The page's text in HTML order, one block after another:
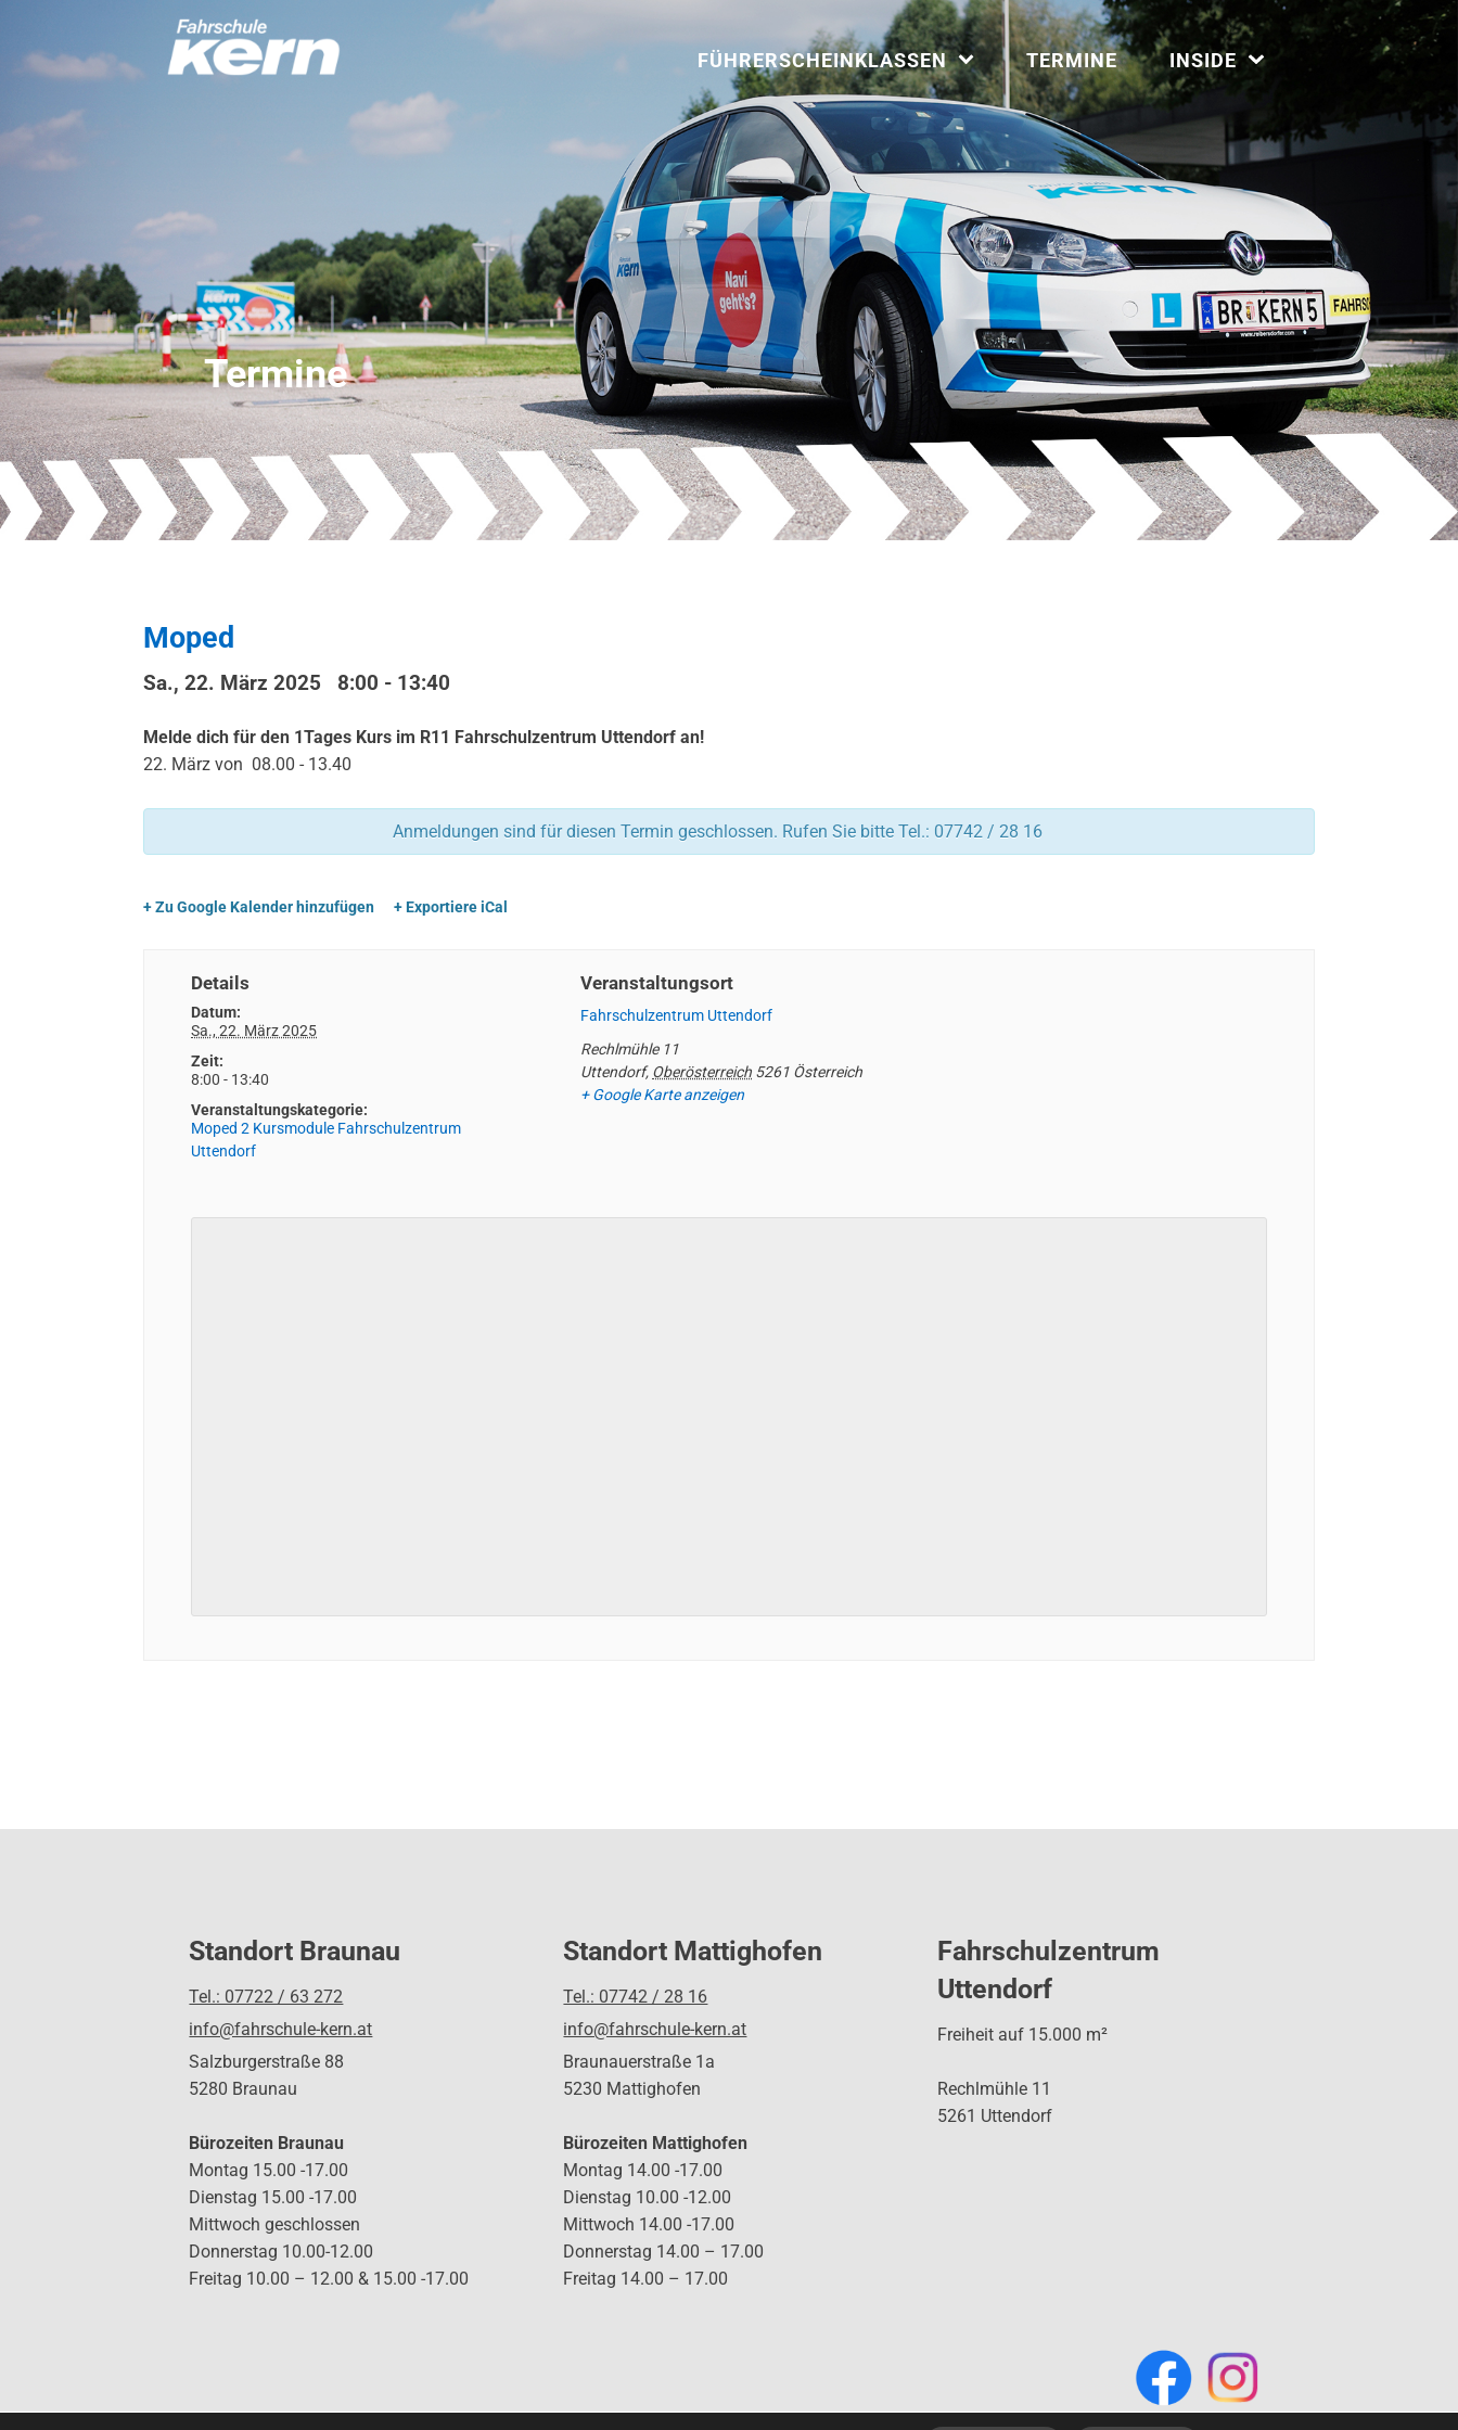
FÜHRERSCHEINKLASSEN TERMINE INSIDE
Termine
Moped
Sa., 22. März 2025 8:00 - 13:40
Melde dich für den 1Tages Kurs im R11 Fahrschulzentrum Uttendorf an!
22. März von 08.00 - 13.40
Anmeldungen sind für diesen Termin geschlossen. Rufen Sie bitte Tel.: 07742 / 28 16
+ Zu Google Kalender hinzufügen + Exportiere iCal
Details
Datum:
Sa., 22. März 2025
Zeit:
8:00 - 13:40
Veranstaltungskategorie:
Moped 2 Kursmodule Fahrschulzentrum
Uttendorf
Veranstaltungsort
Fahrschulzentrum Uttendorf
Rechlmühle 11
Uttendorf, Oberösterreich 5261 Österreich
+ Google Karte anzeigen
Standort Braunau
Tel.: 07722 / 63 272
info@fahrschule-kern.at
Salzburgerstraße 88
5280 Braunau
Bürozeiten Braunau
Montag 15.00 -17.00
Dienstag 15.00 -17.00
Mittwoch geschlossen
Donnerstag 10.00-12.00
Freitag 10.00 – 12.00 & 15.00 -17.00
Standort Mattighofen
Tel.: 07742 / 28 16
info@fahrschule-kern.at
Braunauerstraße 1a
5230 Mattighofen
Bürozeiten Mattighofen
Montag 14.00 -17.00
Dienstag 10.00 -12.00
Mittwoch 14.00 -17.00
Donnerstag 14.00 – 17.00
Freitag 14.00 – 17.00
Fahrschulzentrum
Uttendorf
Freiheit auf 15.000 m²
Rechlmühle 11
5261 Uttendorf